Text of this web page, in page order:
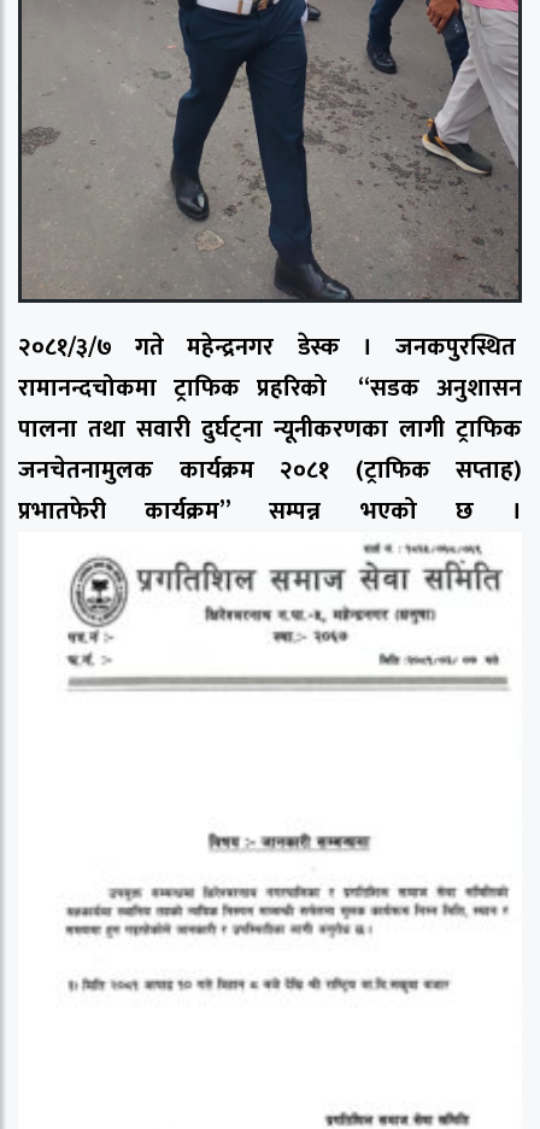
२०८१/३/७ गते महेन्द्रनगर डेस्क । जनकपुरस्थित
रामानन्दचोकमा ट्राफिक प्रहरिको “सडक अनुशासन
पालना तथा सवारी दुर्घट्ना न्यूनीकरणका लागी ट्राफिक
जनचेतनामुलक कार्यक्रम २०८१ (ट्राफिक सप्ताह)
प्रभातफेरी कार्यक्रम” सम्पन्न भएको छ ।